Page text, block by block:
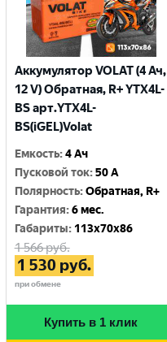
Аккумулятор VOLAT (4 Ач,
12 V) Обратная, R+ YTX4L-
BS арт.YTX4L-
BS(iGEL)Volat
Емкость:4 Ач
Пусковой ток:50 A
Полярность:Обратная, R+
Гарантия:6 мес.
Габариты: 113x70x86
1 566руб.
1 530 руб.
при обмене
Купить в 1 клик
ваш город
Санкт-Петербург
Смоленск